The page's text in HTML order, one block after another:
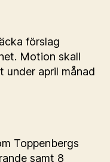
förslag
Motion skall
under april månad
Toppenbergs
samt 8